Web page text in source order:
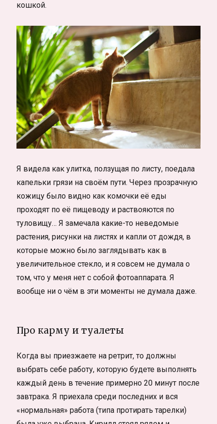
кошкой.
Я видела как улитка, ползущая по листу, поедала
капельки грязи на своём пути. Через прозрачную
кожицу было видно как комочки её еды
проходят по её пищеводу и раствояются по
туловищу… Я замечала какие-то неведомые
растения, рисунки на листях и капли от дождя, в
которые можно было заглядывать как в
увеличительное стекло, и я совсем не думала о
том, что у меня нет с собой фотоаппарата. Я
вообще ни о чём в эти моменты не думала даже.
Про карму и туалеты
Когда вы приезжаете на ретрит, то должны
выбрать себе работу, которую будете выполнять
каждый день в течение примерно 20 минут после
завтрака. Я приехала среди последних и вся
«нормальная» работа (типа протирать тарелки)